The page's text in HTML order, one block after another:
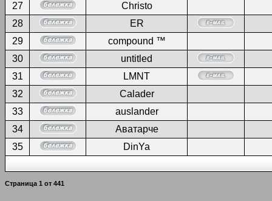
27
Christo
28
ER
29
compound ™
30
untitled
31
LMNT
32
Calader
33
auslander
34
Аватарче
35
DinYa
Страница 1 от 441